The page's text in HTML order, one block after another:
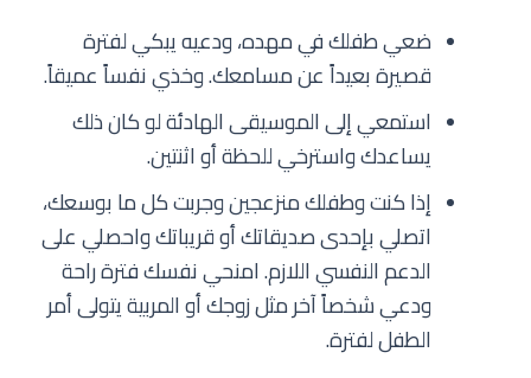
ضعي طفلك في مهده، ودعيه يبكي لفترة
قصيرة بعيداً عن مسامعك. وخذي نفساً عميقاً.
استمعي إلى الموسيقى الهادئة لو كان ذلك
يساعدك واسترخي للحظة أو اثنتين.
إذا كنت وطفلك منزعجين وجربت كل ما بوسعك،
اتصلي بإحدى صديقاتك أو قريباتك واحصلي على
الدعم النفسي اللازم. امنحي نفسك فترة راحة
ودعي شخصاً آخر مثل زوجك أو المربية يتولى أمر
الطفل لفترة.